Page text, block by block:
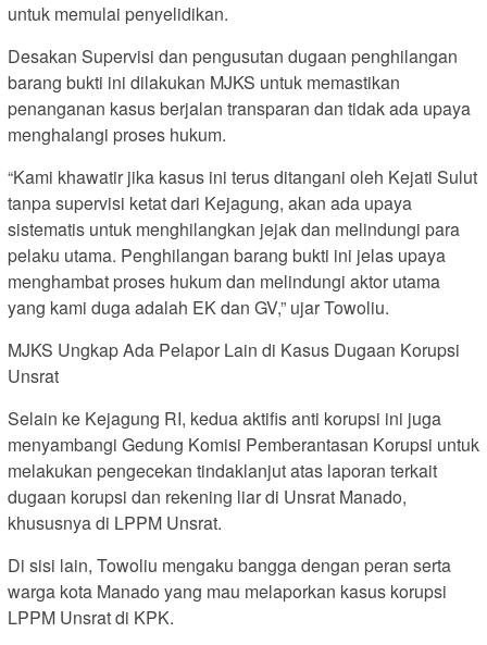
untuk memulai penyelidikan.
Desakan Supervisi dan pengusutan dugaan penghilangan
barang bukti ini dilakukan MJKS untuk memastikan
penanganan kasus berjalan transparan dan tidak ada upaya
menghalangi proses hukum.
“Kami khawatir jika kasus ini terus ditangani oleh Kejati Sulut
tanpa supervisi ketat dari Kejagung, akan ada upaya
sistematis untuk menghilangkan jejak dan melindungi para
pelaku utama. Penghilangan barang bukti ini jelas upaya
menghambat proses hukum dan melindungi aktor utama
yang kami duga adalah EK dan GV,” ujar Towoliu.
MJKS Ungkap Ada Pelapor Lain di Kasus Dugaan Korupsi
Unsrat
Selain ke Kejagung RI, kedua aktifis anti korupsi ini juga
menyambangi Gedung Komisi Pemberantasan Korupsi untuk
melakukan pengecekan tindaklanjut atas laporan terkait
dugaan korupsi dan rekening liar di Unsrat Manado,
khususnya di LPPM Unsrat.
Di sisi lain, Towoliu mengaku bangga dengan peran serta
warga kota Manado yang mau melaporkan kasus korupsi
LPPM Unsrat di KPK.